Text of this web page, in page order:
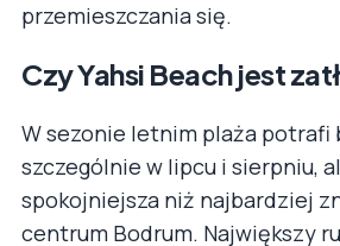
przemieszczania się.
Czy Yahsi Beach jest
W sezonie letnim plaża potrafi
szczególnie w lipcu i sierpniu,
spokojniejsza niż najbardziej
centrum Bodrum. Największy